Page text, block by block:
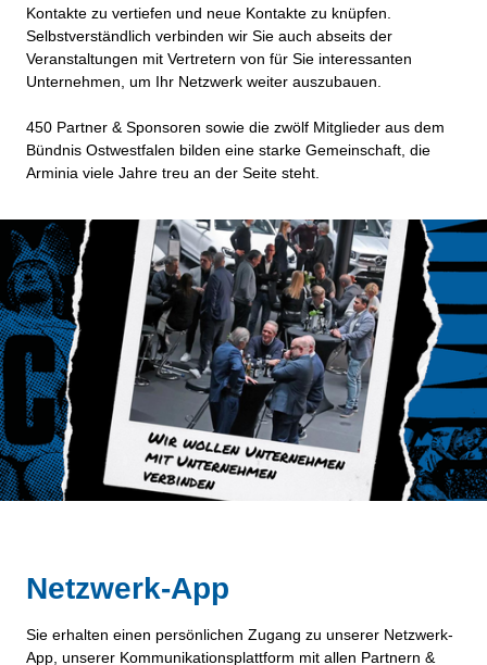
Kontakte zu vertiefen und neue Kontakte zu knüpfen.
Selbstverständlich verbinden wir Sie auch abseits der
Veranstaltungen mit Vertretern von für Sie interessanten
Unternehmen, um Ihr Netzwerk weiter auszubauen.
450 Partner & Sponsoren sowie die zwölf Mitglieder aus dem
Bündnis Ostwestfalen bilden eine starke Gemeinschaft, die
Arminia viele Jahre treu an der Seite steht.
Netzwerk-App
Sie erhalten einen persönlichen Zugang zu unserer Netzwerk-
App, unserer Kommunikationsplattform mit allen Partnern &